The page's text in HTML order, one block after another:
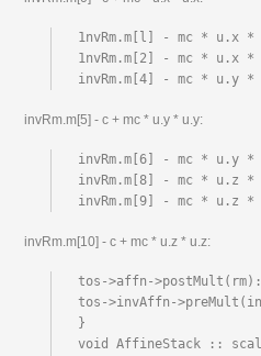
1nvRm.m[l] - mc * u.x
1nvRm.m[2] - mc * u.x
invRm.m[4] - mc * u.y
invRm.m[5] - с + mc * u.y * u.y:
invRm.m[6] - mc * u.y
invRm.m[8] - mc * u.z
invRm.m[9] - mc * u.z
invRm.m[10] - с + mc * u.z * u.z:
tos->affn->postMult(rm):
tos->invAffn-
}
void AffineStack ::